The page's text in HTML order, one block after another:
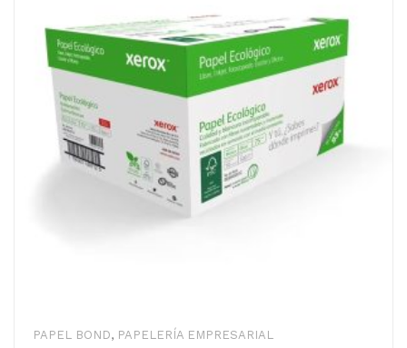
PAPEL BOND, PAPELERÍA EMPRESARIAL